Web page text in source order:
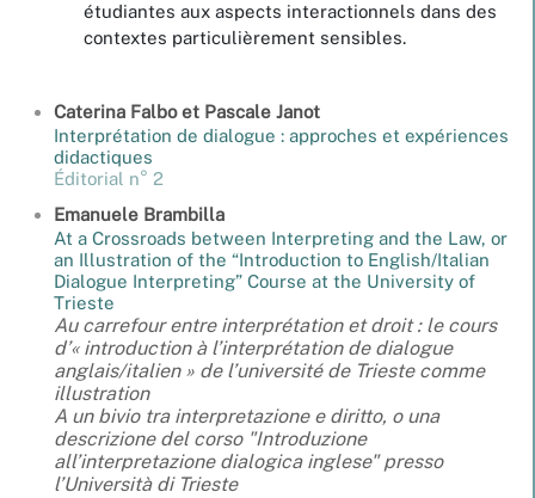
étudiantes aux aspects interactionnels dans des
contextes particulièrement sensibles.
Caterina Falboet Pascale Janot
Interprétation de dialogue : approches et expériences
didactiques
Éditorial n° 2
Emanuele Brambilla
At a Crossroads between Interpreting and the Law, or
an Illustration of the “Introduction to English/Italian
Dialogue Interpreting” Course at the University of
Trieste
Au carrefour entre interprétation et droit : le cours
d’« introduction à l’interprétation de dialogue
anglais/italien » de l’université de Trieste comme
illustration
A un bivio tra interpretazione e diritto, o una
descrizione del corso "Introduzione
all’interpretazione dialogica inglese" presso
l’Università di Trieste